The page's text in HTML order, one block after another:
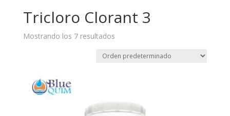
Tricloro Clorant 3
Mostrando los 7 resultados